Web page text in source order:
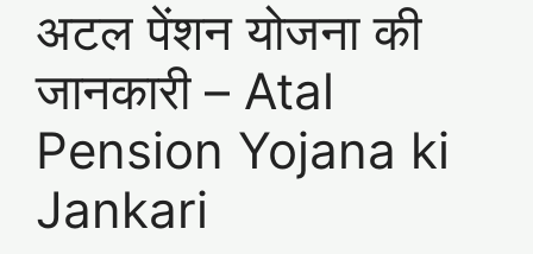
अटल पेंशन योजना की
जानकारी – Atal
Pension Yojana ki
Jankari